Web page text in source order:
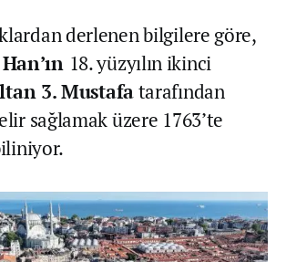
derlenen bilgilere göre,
18. yüzyılın ikinci
3. Mustafatarafından
sağlamak üzere 1763’te